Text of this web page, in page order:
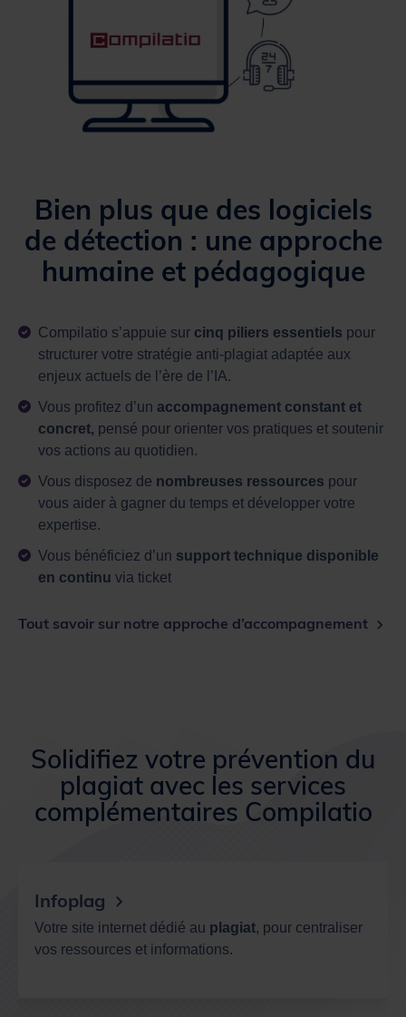
Bien plus que des logiciels
de détection : une approche
humaine et pédagogique
Compilatio s’appuie sur cinq piliers essentiels pour
structurer votre stratégie anti-plagiat adaptée aux
enjeux actuels de l’ère de l’IA.
Vous profitez d’un accompagnement constant et
concret, pensé pour orienter vos pratiques et soutenir
vos actions au quotidien.
Vous disposez de nombreuses ressources pour
vous aider à gagner du temps et développer votre
expertise.
Vous bénéficiez d’un support technique disponible
en continu via ticket
Tout savoir sur notre approche d’accompagnement
Solidifiez votre prévention du
plagiat avec les services
complémentaires Compilatio
Infoplag
Votre site internet dédié au plagiat, pour centraliser
vos ressources et informations.